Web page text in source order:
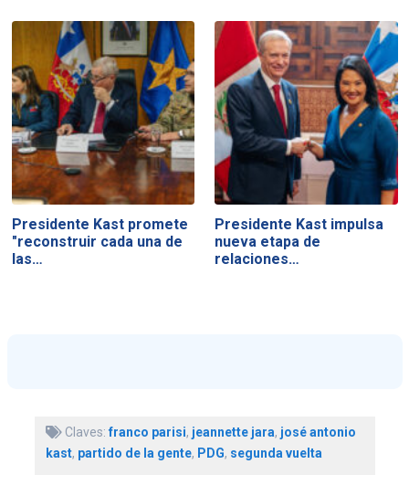
Presidente Kast promete
"reconstruir cada una de
las…
Presidente Kast impulsa
nueva etapa de
relaciones…
Claves:franco parisi, jeannette jara, josé antonio
kast, partido de la gente, PDG, segunda vuelta